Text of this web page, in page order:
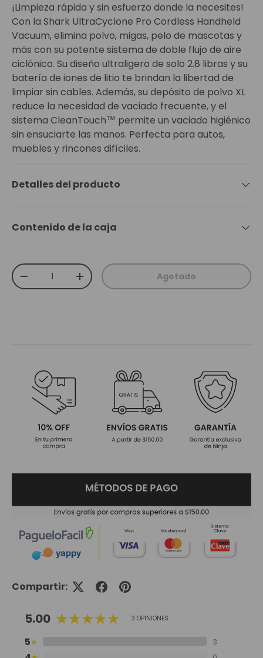
¡Limpieza rápida y sin esfuerzo donde la necesites!
Con la Shark UltraCyclone Pro Cordless Handheld
Vacuum, elimina polvo, migas, pelo de mascotas y
más con su potente sistema de doble flujo de aire
ciclónico. Su diseño ultraligero de solo 2.8 libras y su
batería de iones de litio te brindan la libertad de
limpiar sin cables. Además, su depósito de polvo XL
reduce la necesidad de vaciado frecuente, y el
sistema CleanTouch™ permite un vaciado higiénico
sin ensuciarte las manos. Perfecta para autos,
muebles y rincones difíciles.
Detalles del producto
Contenido de la caja
Cant.
Disminuir cantidadAumentar la cantidad
Agotado
Compartir:
5.00 3 OPINIONES
5★ 3